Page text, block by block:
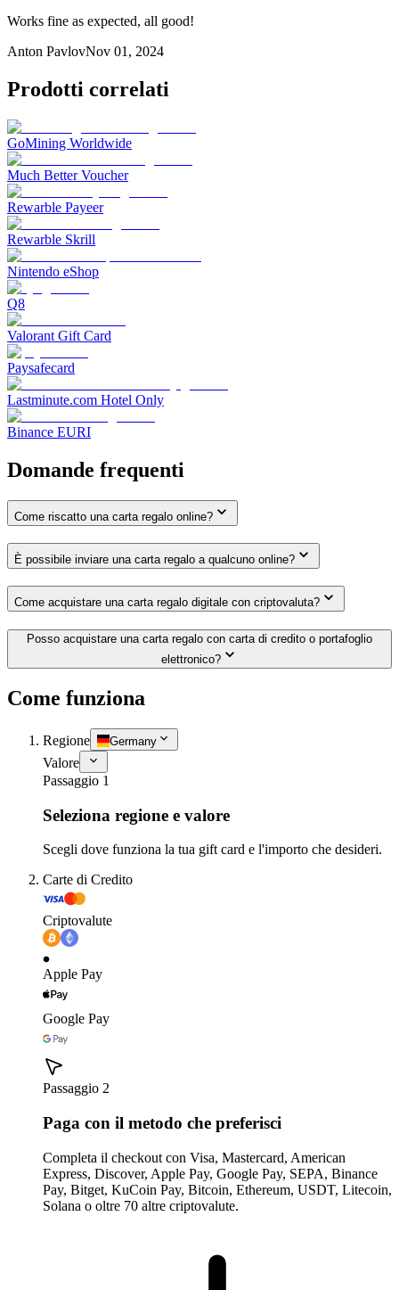
Works fine as expected, all good!
Anton PavlovNov 01, 2024
Prodotti correlati
GoMining Worldwide
Much Better Voucher
Rewarble Payeer
Rewarble Skrill
Nintendo eShop
Q8
Valorant Gift Card
Paysafecard
Lastminute.com Hotel Only
Binance EURI
Domande frequenti
Come riscatto una carta regalo online?
È possibile inviare una carta regalo a qualcuno online?
Come acquistare una carta regalo digitale con criptovaluta?
Posso acquistare una carta regalo con carta di credito o portafoglio
elettronico?
Come funziona
Regione Germany
Valore
Passaggio 1
Seleziona regione e valore
Scegli dove funziona la tua gift card e l'importo che desideri.
Carte di Credito
Criptovalute
Apple Pay
Google Pay
Passaggio 2
Paga con il metodo che preferisci
Completa il checkout con Visa, Mastercard, American
Express, Discover, Apple Pay, Google Pay, SEPA, Binance
Pay, Bitget, KuCoin Pay, Bitcoin, Ethereum, USDT, Litecoin,
Solana o oltre 70 altre criptovalute.